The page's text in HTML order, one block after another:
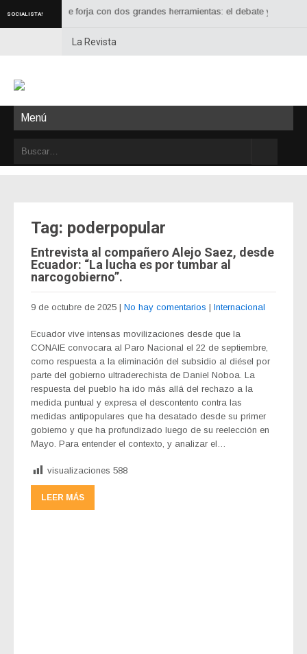
SOCIALISTA!
la Unidad se forja con dos grandes herramientas: el debate y la
La Revista
Menú
Tag: poderpopular
Entrevista al compañero Alejo Saez, desde
Ecuador: “La lucha es por tumbar al
narcogobierno”.
9 de octubre de 2025 | No hay comentarios | Internacional
Ecuador vive intensas movilizaciones desde que la
CONAIE convocara al Paro Nacional el 22 de septiembre,
como respuesta a la eliminación del subsidio al diésel por
parte del gobierno ultraderechista de Daniel Noboa. La
respuesta del pueblo ha ido más allá del rechazo a la
medida puntual y expresa el descontento contra las
medidas antipopulares que ha desatado desde su primer
gobierno y que ha profundizado luego de su reelección en
Mayo. Para entender el contexto, y analizar el…
visualizaciones 588
LEER MÁS